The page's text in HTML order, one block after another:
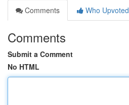
Comments
Who Upvoted
Comments
Submit a Comment
No HTML